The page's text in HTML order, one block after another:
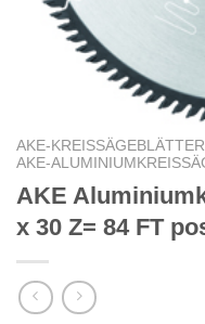
AKE-KREISSÄGEBLÄTTER
AKE-
AKE
x 30 Z= 84 FT